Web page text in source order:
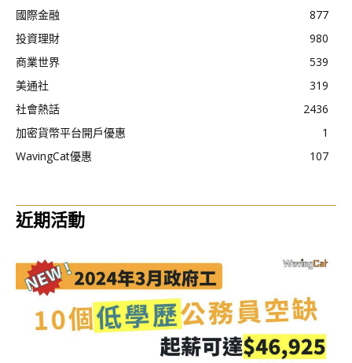
國際金融
877
投資理財
980
商業世界
539
美通社
319
社會熱話
2436
加密貨幣平台開戶優惠
1
WavingCat優惠
107
近期活動